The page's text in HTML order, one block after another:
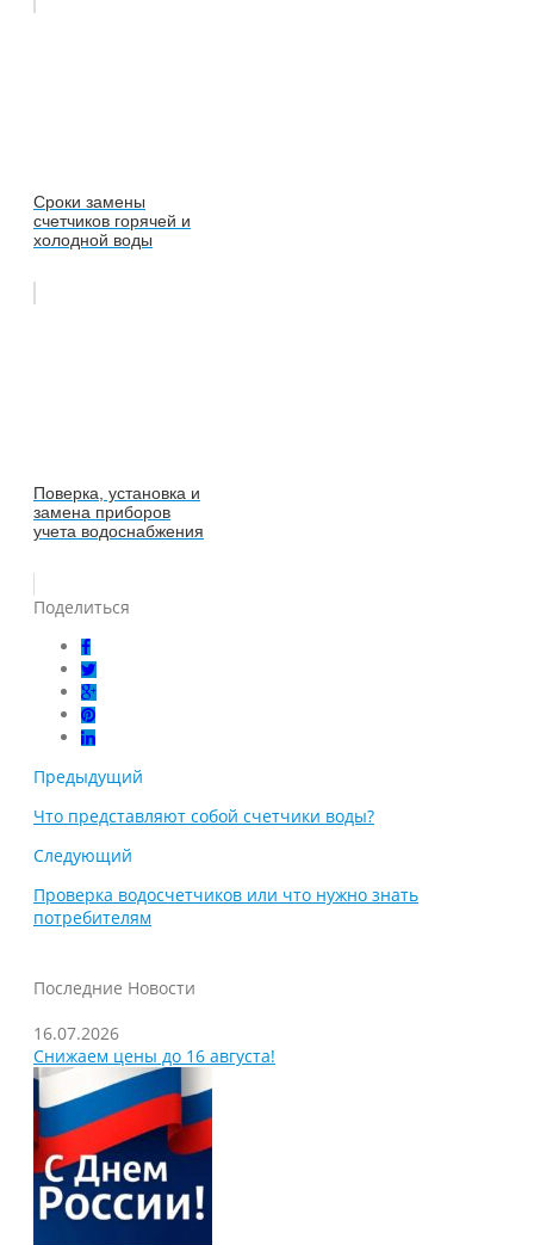
Сроки замены
счетчиков горячей и
холодной воды
Поверка, установка и
замена приборов
учета водоснабжения
Поделиться
Предыдущий
Что представляют собой счетчики воды?
Следующий
Проверка водосчетчиков или что нужно знать
потребителям
Последние Новости
16.07.2026
Снижаем цены до 16 августа!